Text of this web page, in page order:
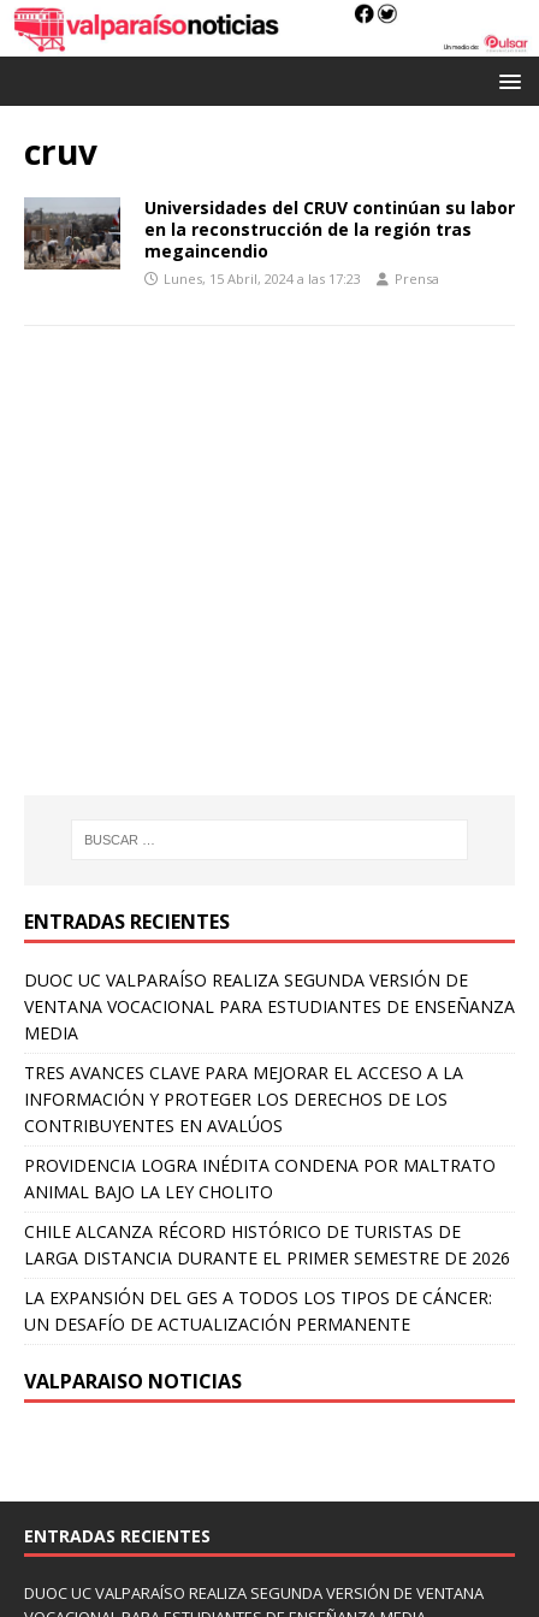
cruv
Universidades del CRUV continúan su labor
en la reconstrucción de la región tras
megaincendio
Lunes, 15 Abril, 2024 a las 17:23 Prensa
ENTRADAS RECIENTES
DUOC UC VALPARAÍSO REALIZA SEGUNDA VERSIÓN DE
VENTANA VOCACIONAL PARA ESTUDIANTES DE ENSEÑANZA
MEDIA
TRES AVANCES CLAVE PARA MEJORAR EL ACCESO A LA
INFORMACIÓN Y PROTEGER LOS DERECHOS DE LOS
CONTRIBUYENTES EN AVALÚOS
PROVIDENCIA LOGRA INÉDITA CONDENA POR MALTRATO
ANIMAL BAJO LA LEY CHOLITO
CHILE ALCANZA RÉCORD HISTÓRICO DE TURISTAS DE
LARGA DISTANCIA DURANTE EL PRIMER SEMESTRE DE 2026
LA EXPANSIÓN DEL GES A TODOS LOS TIPOS DE CÁNCER:
UN DESAFÍO DE ACTUALIZACIÓN PERMANENTE
VALPARAISO NOTICIAS
ENTRADAS RECIENTES
DUOC UC VALPARAÍSO REALIZA SEGUNDA VERSIÓN DE VENTANA